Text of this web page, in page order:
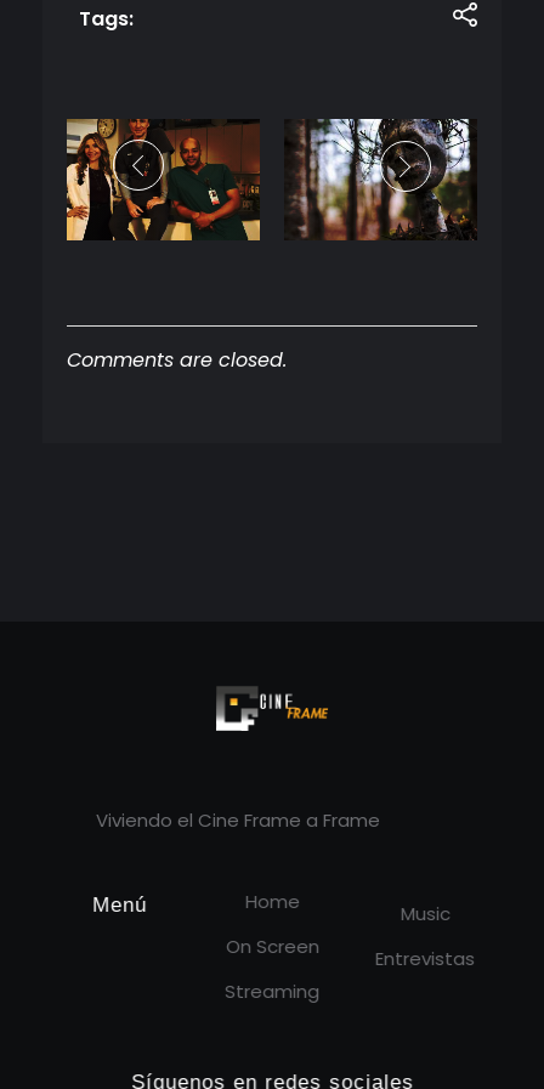
Tags:
Comments are closed.
Viviendo el Cine Frame a Frame
Menú
Home
On Screen
Streaming
Music
Entrevistas
Síguenos en redes sociales